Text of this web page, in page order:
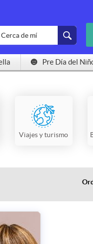
el
Pre Día del
Viajes y turismo